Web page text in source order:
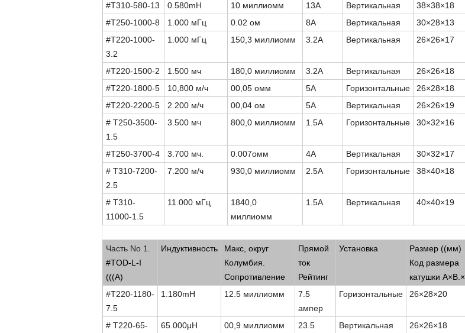
#T310-580-13
0.580mH 10 миллиомм 13А Вертикальная 38×38×18
#T250-1000-8
1.000 мГц 0.02 ом 8А Вертикальная 30×28×13
#T220-1000-
3.2
1.000 мГц 150,3 миллиомм 3.2А Вертикальная 26×26×17
#T220-1500-2 1.500 мч 180,0 миллиомм 3.2А Вертикальная 26×26×18
#T220-1800-5
10,800 м/ч 00,05 омм 5А Горизонтальные 26×28×18
#T220-2200-5
2.200 м/ч 00,04 ом 5А Вертикальная 26×26×19
# T250-3500-
1.5
3.500 мч 800,0 миллиомм 1.5А Горизонтальные 30×32×16
#T250-3700-4 3.700 мч. 0.007омм 4А Вертикальная 30×32×17
# T310-7200-
2.5
7.200 м/ч 930,0 миллиомм 2.5А Горизонтальные 38×40×18
# T310-
11000-1.5
11.000 мГц
1840,0
миллиомм
1.5А Вертикальная 40×40×19
Часть No 1.
#TOD-L-I
(((А)
Индуктивность
Макс, округ
Колумбия.
Сопротивление
Прямой
ток
Рейтинг
Установка
Размер ((мм)
Код размера
катушки A×В. ×
#T220-1180-
7.5
1.180mH 12.5 миллиомм
7.5
ампер
Горизонтальные 26×28×20
# T220-65-
65.000μH 00,9 миллиомм
23.5
Вертикальная 26×26×18